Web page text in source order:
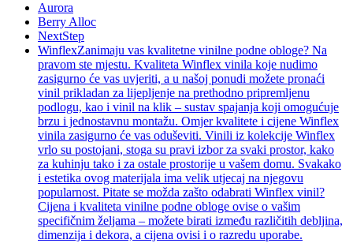
Aurora
Berry Alloc
NextStep
WinflexZanimaju vas kvalitetne vinilne podne obloge? Na
pravom ste mjestu. Kvaliteta Winflex vinila koje nudimo
zasigurno će vas uvjeriti, a u našoj ponudi možete pronaći
vinil prikladan za lijepljenje na prethodno pripremljenu
podlogu, kao i vinil na klik – sustav spajanja koji omogućuje
brzu i jednostavnu montažu. Omjer kvalitete i cijene Winflex
vinila zasigurno će vas oduševiti. Vinili iz kolekcije Winflex
vrlo su postojani, stoga su pravi izbor za svaki prostor, kako
za kuhinju tako i za ostale prostorije u vašem domu. Svakako
i estetika ovog materijala ima velik utjecaj na njegovu
popularnost. Pitate se možda zašto odabrati Winflex vinil?
Cijena i kvaliteta vinilne podne obloge ovise o vašim
specifičnim željama – možete birati između različitih debljina,
dimenzija i dekora, a cijena ovisi i o razredu uporabe.